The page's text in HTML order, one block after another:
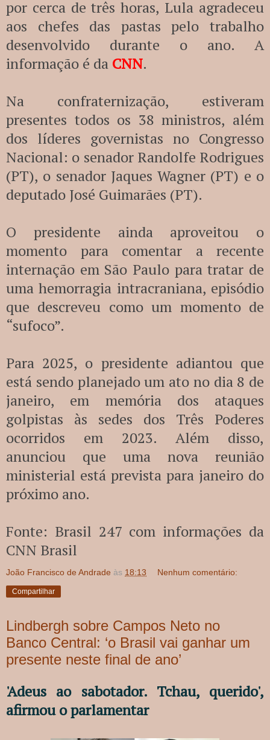
por cerca de três horas, Lula agradeceu
aos chefes das pastas pelo trabalho
desenvolvido durante o ano. A
informação é da CNN.
Na confraternização, estiveram
presentes todos os 38 ministros, além
dos líderes governistas no Congresso
Nacional: o senador Randolfe Rodrigues
(PT), o senador Jaques Wagner (PT) e o
deputado José Guimarães (PT).
O presidente ainda aproveitou o
momento para comentar a recente
internação em São Paulo para tratar de
uma hemorragia intracraniana, episódio
que descreveu como um momento de
“sufoco”.
Para 2025, o presidente adiantou que
está sendo planejado um ato no dia 8 de
janeiro, em memória dos ataques
golpistas às sedes dos Três Poderes
ocorridos em 2023. Além disso,
anunciou que uma nova reunião
ministerial está prevista para janeiro do
próximo ano.
Fonte: Brasil 247 com informações da
CNN Brasil
João Francisco de Andrade às 18:13 Nenhum comentário:
Compartilhar
Lindbergh sobre Campos Neto no
Banco Central: ‘o Brasil vai ganhar um
presente neste final de ano’
'Adeus ao sabotador. Tchau, querido',
afirmou o parlamentar